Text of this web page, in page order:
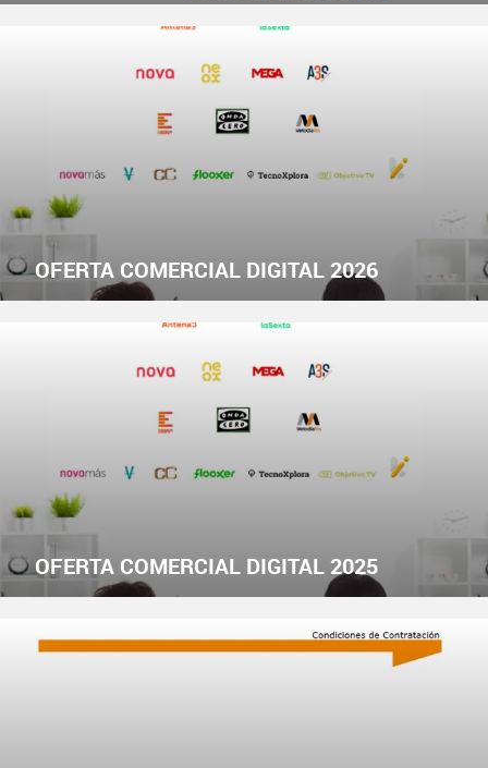
OFERTA COMERCIAL DIGITAL 2026
OFERTA COMERCIAL DIGITAL 2025